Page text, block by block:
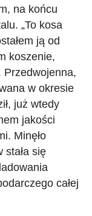
na końcu
„To kosa
ją od
koszenie,
Przedwojenna,
w okresie
już wtedy
jakości
Minęło
stała się
całej